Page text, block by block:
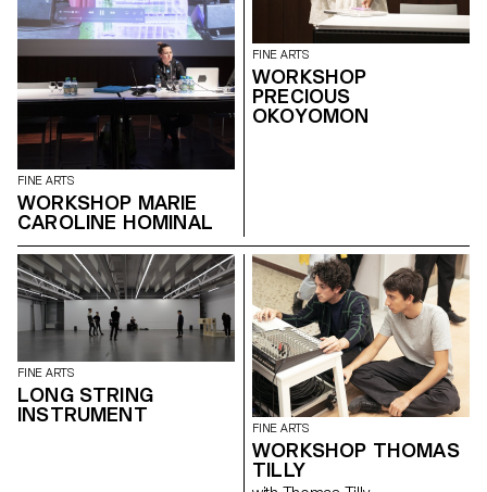
FINE ARTS
WORKSHOP MARIE
CAROLINE HOMINAL
FINE ARTS
WORKSHOP
PRECIOUS
OKOYOMON
FINE ARTS
LONG STRING
INSTRUMENT
FINE ARTS
WORKSHOP THOMAS
TILLY